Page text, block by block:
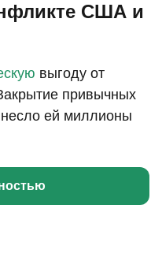
США и
выгоду от
привычных
ей миллионы